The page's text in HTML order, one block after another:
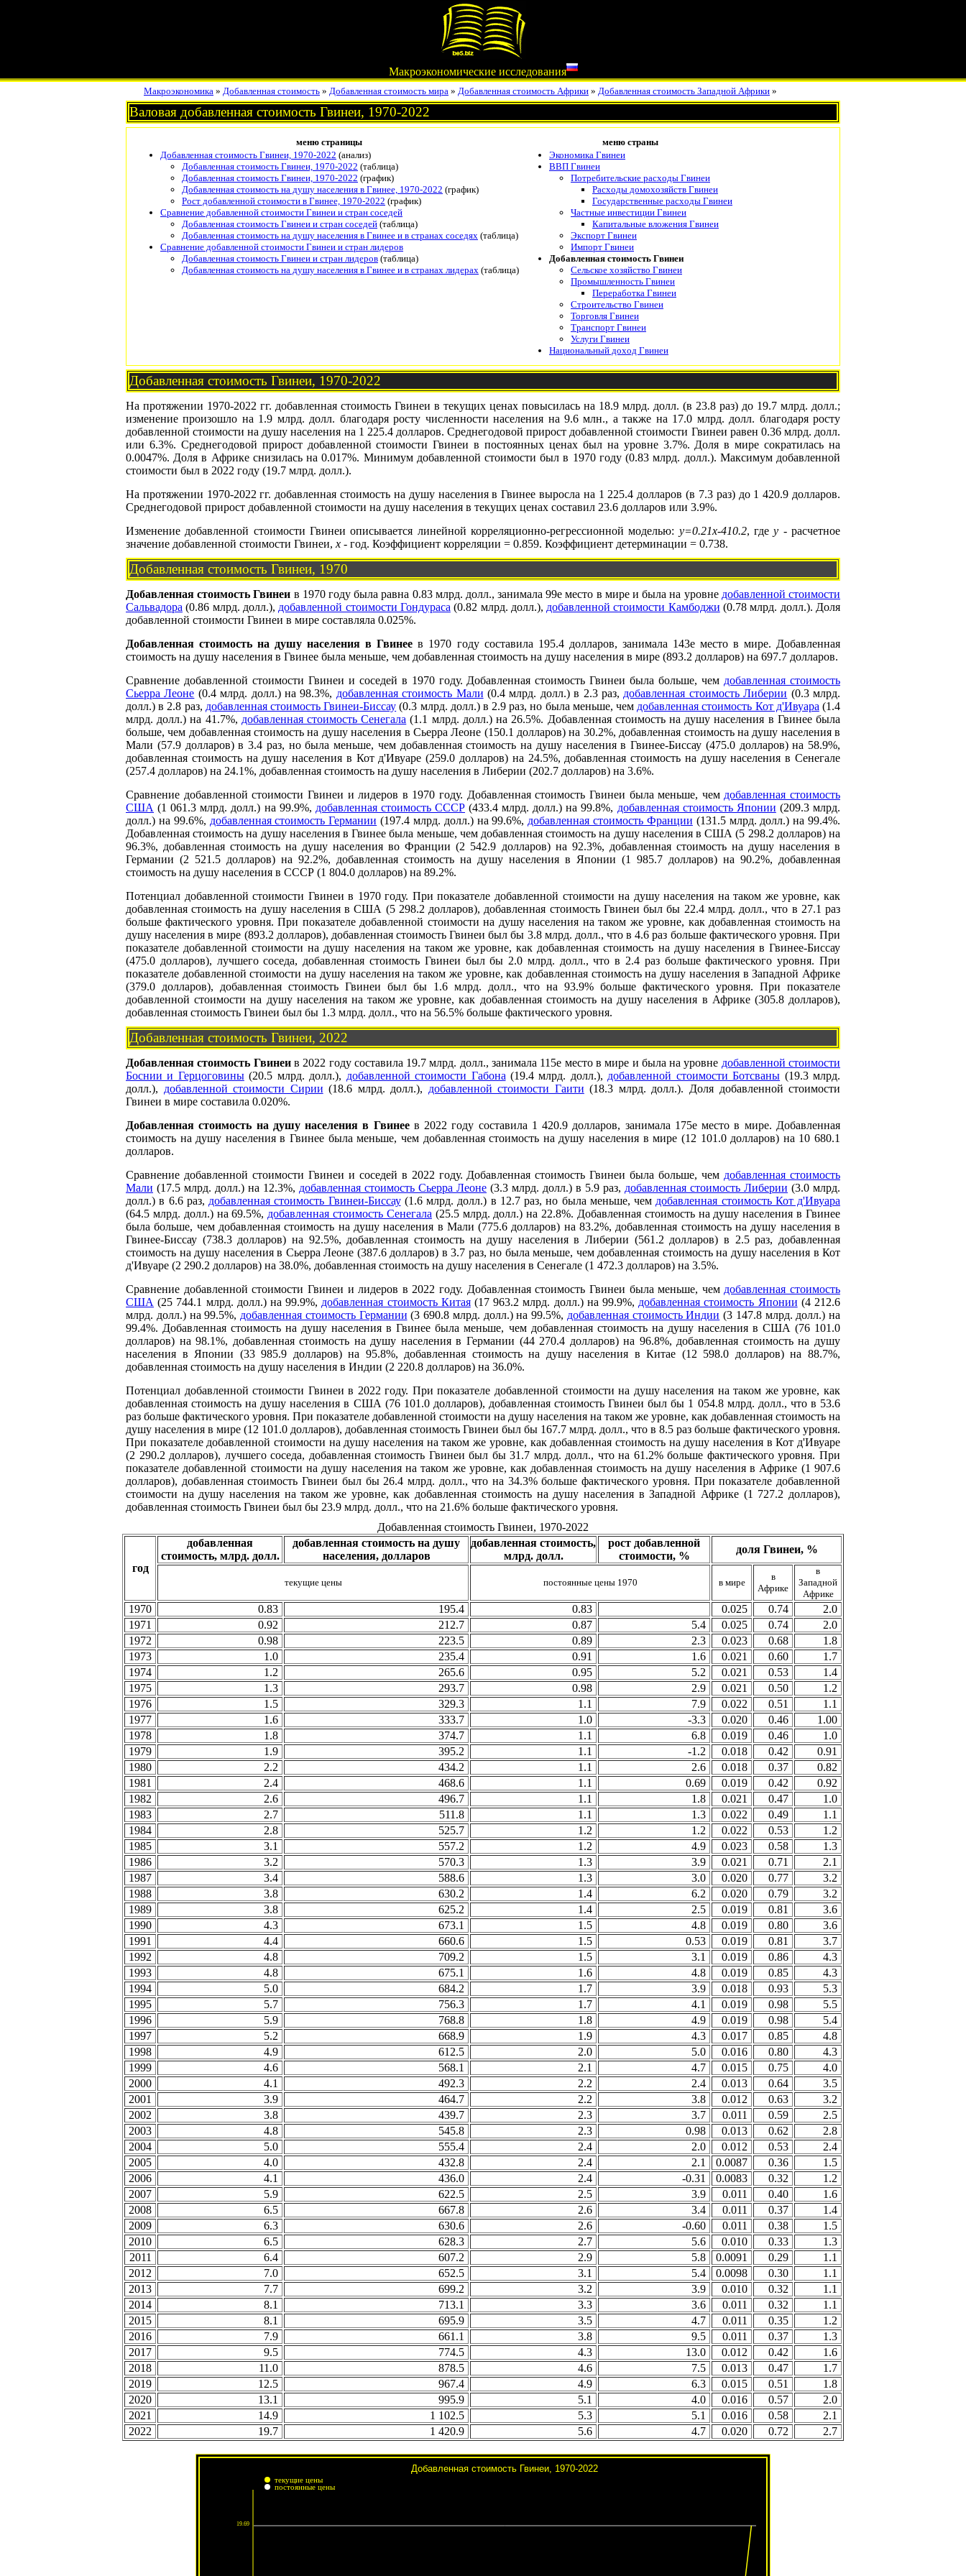
Макроэкономические исследования
Макроэкономика » Добавленная стоимость » Добавленная стоимость мира » Добавленная стоимость Африки » Добавленная стоимость Западной Африки »
Валовая добавленная стоимость Гвинеи, 1970-2022
меню страницы
меню страны
Добавленная стоимость Гвинеи, 1970-2022 (анализ)
Добавленная стоимость Гвинеи, 1970-2022 (таблица)
Добавленная стоимость Гвинеи, 1970-2022 (график)
Добавленная стоимость на душу населения в Гвинее, 1970-2022 (график)
Рост добавленной стоимости в Гвинее, 1970-2022 (график)
Сравнение добавленной стоимости Гвинеи и стран соседей
Добавленная стоимость Гвинеи и стран соседей (таблица)
Добавленная стоимость на душу населения в Гвинее и в странах соседях (таблица)
Сравнение добавленной стоимости Гвинеи и стран лидеров
Добавленная стоимость Гвинеи и стран лидеров (таблица)
Добавленная стоимость на душу населения в Гвинее и в странах лидерах (таблица)
Экономика Гвинеи
ВВП Гвинеи
Потребительские расходы Гвинеи
Расходы домохозяйств Гвинеи
Государственные расходы Гвинеи
Частные инвестиции Гвинеи
Капитальные вложения Гвинеи
Экспорт Гвинеи
Импорт Гвинеи
Добавленная стоимость Гвинеи
Сельское хозяйство Гвинеи
Промышленность Гвинеи
Переработка Гвинеи
Строительство Гвинеи
Торговля Гвинеи
Транспорт Гвинеи
Услуги Гвинеи
Национальный доход Гвинеи
Добавленная стоимость Гвинеи, 1970-2022
На протяжении 1970-2022 гг. добавленная стоимость Гвинеи в текущих ценах повысилась на 18.9 млрд. долл. (в 23.8 раз) до 19.7 млрд. долл.;
изменение произошло на 1.9 млрд. долл. благодаря росту численности населения на 9.6 млн., а также на 17.0 млрд. долл. благодаря росту
добавленной стоимости на душу населения на 1 225.4 долларов. Среднегодовой прирост добавленной стоимости Гвинеи равен 0.36 млрд. долл.
или 6.3%. Среднегодовой прирост добавленной стоимости Гвинеи в постоянных ценах был на уровне 3.7%. Доля в мире сократилась на
0.0047%. Доля в Африке снизилась на 0.017%. Минимум добавленной стоимости был в 1970 году (0.83 млрд. долл.). Максимум добавленной
стоимости был в 2022 году (19.7 млрд. долл.).
На протяжении 1970-2022 гг. добавленная стоимость на душу населения в Гвинее выросла на 1 225.4 долларов (в 7.3 раз) до 1 420.9 долларов.
Среднегодовой прирост добавленной стоимости на душу населения в текущих ценах составил 23.6 долларов или 3.9%.
Изменение добавленной стоимости Гвинеи описывается линейной корреляционно-регрессионной моделью: y=0.21x-410.2, гдеy - расчетное
значение добавленной стоимости Гвинеи, x - год. Коэффициент корреляции = 0.859. Коэффициент детерминации = 0.738.
Добавленная стоимость Гвинеи, 1970
Добавленная стоимость Гвинеи в 1970 году была равна 0.83 млрд. долл., занимала 99е место в мире и была на уровне добавленной стоимости
Сальвадора (0.86 млрд. долл.), добавленной стоимости Гондураса (0.82 млрд. долл.), добавленной стоимости Камбоджи (0.78 млрд. долл.). Доля
добавленной стоимости Гвинеи в мире составляла 0.025%.
Добавленная стоимость на душу населения в Гвинее в 1970 году составила 195.4 долларов, занимала 143е место в мире. Добавленная
стоимость на душу населения в Гвинее была меньше, чем добавленная стоимость на душу населения в мире (893.2 долларов) на 697.7 долларов.
Сравнение добавленной стоимости Гвинеи и соседей в 1970 году. Добавленная стоимость Гвинеи была больше, чем добавленная стоимость
Сьерра Леоне (0.4 млрд. долл.) на 98.3%, добавленная стоимость Мали (0.4 млрд. долл.) в 2.3 раз, добавленная стоимость Либерии (0.3 млрд.
долл.) в 2.8 раз, добавленная стоимость Гвинеи-Биссау (0.3 млрд. долл.) в 2.9 раз, но была меньше, чем добавленная стоимость Кот д'Ивуара (1.4
млрд. долл.) на 41.7%, добавленная стоимость Сенегала (1.1 млрд. долл.) на 26.5%. Добавленная стоимость на душу населения в Гвинее была
больше, чем добавленная стоимость на душу населения в Сьерра Леоне (150.1 долларов) на 30.2%, добавленная стоимость на душу населения в
Мали (57.9 долларов) в 3.4 раз, но была меньше, чем добавленная стоимость на душу населения в Гвинее-Биссау (475.0 долларов) на 58.9%,
добавленная стоимость на душу населения в Кот д'Ивуаре (259.0 долларов) на 24.5%, добавленная стоимость на душу населения в Сенегале
(257.4 долларов) на 24.1%, добавленная стоимость на душу населения в Либерии (202.7 долларов) на 3.6%.
Сравнение добавленной стоимости Гвинеи и лидеров в 1970 году. Добавленная стоимость Гвинеи была меньше, чем добавленная стоимость
США (1 061.3 млрд. долл.) на 99.9%, добавленная стоимость СССР(433.4 млрд. долл.) на 99.8%, добавленная стоимость Японии (209.3 млрд.
долл.) на 99.6%, добавленная стоимость Германии (197.4 млрд. долл.) на 99.6%, добавленная стоимость Франции (131.5 млрд. долл.) на 99.4%.
Добавленная стоимость на душу населения в Гвинее была меньше, чем добавленная стоимость на душу населения в США (5 298.2 долларов) на
96.3%, добавленная стоимость на душу населения во Франции (2 542.9 долларов) на 92.3%, добавленная стоимость на душу населения в
Германии (2 521.5 долларов) на 92.2%, добавленная стоимость на душу населения в Японии (1 985.7 долларов) на 90.2%, добавленная
стоимость на душу населения в СССР (1 804.0 долларов) на 89.2%.
Потенциал добавленной стоимости Гвинеи в 1970 году. При показателе добавленной стоимости на душу населения на таком же уровне, как
добавленная стоимость на душу населения в США (5 298.2 долларов), добавленная стоимость Гвинеи был бы 22.4 млрд. долл., что в 27.1 раз
больше фактического уровня. При показателе добавленной стоимости на душу населения на таком же уровне, как добавленная стоимость на
душу населения в мире (893.2 долларов), добавленная стоимость Гвинеи был бы 3.8 млрд. долл., что в 4.6 раз больше фактического уровня. При
показателе добавленной стоимости на душу населения на таком же уровне, как добавленная стоимость на душу населения в Гвинее-Биссау
(475.0 долларов), лучшего соседа, добавленная стоимость Гвинеи был бы 2.0 млрд. долл., что в 2.4 раз больше фактического уровня. При
показателе добавленной стоимости на душу населения на таком же уровне, как добавленная стоимость на душу населения в Западной Африке
(379.0 долларов), добавленная стоимость Гвинеи был бы 1.6 млрд. долл., что на 93.9% больше фактического уровня. При показателе
добавленной стоимости на душу населения на таком же уровне, как добавленная стоимость на душу населения в Африке (305.8 долларов),
добавленная стоимость Гвинеи был бы 1.3 млрд. долл., что на 56.5% больше фактического уровня.
Добавленная стоимость Гвинеи, 2022
Добавленная стоимость Гвинеив 2022 году составила 19.7 млрд. долл., занимала 115е место в мире и была на уровне добавленной стоимости
Боснии и Герцоговины(20.5 млрд. долл.), добавленной стоимости Габона (19.4 млрд. долл.), добавленной стоимости Ботсваны (19.3 млрд.
долл.), добавленной стоимости Сирии (18.6 млрд. долл.), добавленной стоимости Гаити (18.3 млрд. долл.). Доля добавленной стоимости
Гвинеи в мире составила 0.020%.
Добавленная стоимость на душу населения в Гвинеев 2022 году составила 1 420.9 долларов, занимала 175е место в мире. Добавленная
стоимость на душу населения в Гвинее была меньше, чем добавленная стоимость на душу населения в мире (12 101.0 долларов) на 10 680.1
долларов.
Сравнение добавленной стоимости Гвинеи и соседей в 2022 году. Добавленная стоимость Гвинеи была больше, чем добавленная стоимость
Мали (17.5 млрд. долл.) на 12.3%, добавленная стоимость Сьерра Леоне (3.3 млрд. долл.) в 5.9 раз, добавленная стоимость Либерии (3.0 млрд.
долл.) в 6.6 раз, добавленная стоимость Гвинеи-Биссау(1.6 млрд. долл.) в 12.7 раз, но была меньше, чем добавленная стоимость Кот д'Ивуара
(64.5 млрд. долл.) на 69.5%, добавленная стоимость Сенегала (25.5 млрд. долл.) на 22.8%. Добавленная стоимость на душу населения в Гвинее
была больше, чем добавленная стоимость на душу населения в Мали (775.6 долларов) на 83.2%, добавленная стоимость на душу населения в
Гвинее-Биссау (738.3 долларов) на 92.5%, добавленная стоимость на душу населения в Либерии (561.2 долларов) в 2.5 раз, добавленная
стоимость на душу населения в Сьерра Леоне (387.6 долларов) в 3.7 раз, но была меньше, чем добавленная стоимость на душу населения в Кот
д'Ивуаре (2 290.2 долларов) на 38.0%, добавленная стоимость на душу населения в Сенегале (1 472.3 долларов) на 3.5%.
Сравнение добавленной стоимости Гвинеи и лидеров в 2022 году. Добавленная стоимость Гвинеи была меньше, чем добавленная стоимость
США (25 744.1 млрд. долл.) на 99.9%, добавленная стоимость Китая(17 963.2 млрд. долл.) на 99.9%, добавленная стоимость Японии (4 212.6
млрд. долл.) на 99.5%, добавленная стоимость Германии (3 690.8 млрд. долл.) на 99.5%, добавленная стоимость Индии (3 147.8 млрд. долл.) на
99.4%. Добавленная стоимость на душу населения в Гвинее была меньше, чем добавленная стоимость на душу населения в США (76 101.0
долларов) на 98.1%, добавленная стоимость на душу населения в Германии (44 270.4 долларов) на 96.8%, добавленная стоимость на душу
населения в Японии (33 985.9 долларов) на 95.8%, добавленная стоимость на душу населения в Китае (12 598.0 долларов) на 88.7%,
добавленная стоимость на душу населения в Индии (2 220.8 долларов) на 36.0%.
Потенциал добавленной стоимости Гвинеи в 2022 году. При показателе добавленной стоимости на душу населения на таком же уровне, как
добавленная стоимость на душу населения в США (76 101.0 долларов), добавленная стоимость Гвинеи был бы 1 054.8 млрд. долл., что в 53.6
раз больше фактического уровня. При показателе добавленной стоимости на душу населения на таком же уровне, как добавленная стоимость на
душу населения в мире (12 101.0 долларов), добавленная стоимость Гвинеи был бы 167.7 млрд. долл., что в 8.5 раз больше фактического уровня.
При показателе добавленной стоимости на душу населения на таком же уровне, как добавленная стоимость на душу населения в Кот д'Ивуаре
(2 290.2 долларов), лучшего соседа, добавленная стоимость Гвинеи был бы 31.7 млрд. долл., что на 61.2% больше фактического уровня. При
показателе добавленной стоимости на душу населения на таком же уровне, как добавленная стоимость на душу населения в Африке (1 907.6
долларов), добавленная стоимость Гвинеи был бы 26.4 млрд. долл., что на 34.3% больше фактического уровня. При показателе добавленной
стоимости на душу населения на таком же уровне, как добавленная стоимость на душу населения в Западной Африке (1 727.2 долларов),
добавленная стоимость Гвинеи был бы 23.9 млрд. долл., что на 21.6% больше фактического уровня.
Добавленная стоимость Гвинеи, 1970-2022
год
добавленная
стоимость, млрд. долл.
добавленная стоимость на душу
населения, долларов
добавленная стоимость,
млрд. долл.
рост добавленной
стоимости, %
доля Гвинеи, %
текущие цены постоянные цены 1970 в мире
в
Африке
в
Западной
Африке
1970 0.83 195.4 0.83 0.025 0.74
2.0
1971
0.92 212.7 0.87 5.4 0.025 0.74
2.0
1972
0.98 223.5 0.89 2.3 0.023 0.68
1.8
1973
1.0 235.4 0.91 1.6 0.021 0.60
1.7
1974
1.2 265.6 0.95 5.2 0.021 0.53
1.4
1975
1.3 293.7 0.98 2.9 0.021 0.50
1.2
1976
1.5 329.3 1.1 7.9 0.022 0.51
1.1
1977
1.6 333.7 1.0 -3.3 0.020 0.46
1.00
1978
1.8 374.7 1.1 6.8 0.019 0.46
1.0
1979
1.9 395.2 1.1 -1.2 0.018 0.42
0.91
1980
2.2 434.2 1.1 2.6 0.018 0.37
0.82
1981
2.4 468.6 1.1 0.69 0.019 0.42
0.92
1982
2.6 496.7 1.1 1.8 0.021 0.47
1.0
1983
2.7 511.8 1.1 1.3 0.022 0.49
1.1
1984
2.8 525.7 1.2 1.2 0.022 0.53
1.2
1985
3.1 557.2 1.2 4.9 0.023 0.58
1.3
1986
3.2 570.3 1.3 3.9 0.021 0.71
2.1
1987
3.4 588.6 1.3 3.0 0.020 0.77
3.2
1988
3.8 630.2 1.4 6.2 0.020 0.79
3.2
1989
3.8 625.2 1.4 2.5 0.019 0.81
3.6
1990
4.3 673.1 1.5 4.8 0.019 0.80
3.6
1991
4.4 660.6 1.5 0.53 0.019 0.81
3.7
1992
4.8 709.2 1.5 3.1 0.019 0.86
4.3
1993
4.8 675.1 1.6 4.8 0.019 0.85
4.3
1994
5.0 684.2 1.7 3.9 0.018 0.93
5.3
1995
5.7 756.3 1.7 4.1 0.019 0.98
5.5
1996
5.9 768.8 1.8 4.9 0.019 0.98
5.4
1997
5.2 668.9 1.9 4.3 0.017 0.85
4.8
1998
4.9 612.5 2.0 5.0 0.016 0.80
4.3
1999
4.6 568.1 2.1 4.7 0.015 0.75
4.0
2000
4.1 492.3 2.2 2.4 0.013 0.64
3.5
2001
3.9 464.7 2.2 3.8 0.012 0.63
3.2
2002
3.8 439.7 2.3 3.7 0.011 0.59
2.5
2003
4.8 545.8 2.3 0.98 0.013 0.62
2.8
2004
5.0 555.4 2.4 2.0 0.012 0.53
2.4
2005
4.0 432.8 2.4 2.1 0.0087 0.36
1.5
2006
4.1 436.0 2.4 -0.31 0.0083 0.32
1.2
2007
5.9 622.5 2.5 3.9 0.011 0.40
1.6
2008
6.5 667.8 2.6 3.4 0.011 0.37
1.4
2009
6.3 630.6 2.6 -0.60 0.011 0.38
1.5
2010
6.5 628.3 2.7 5.6 0.010 0.33
1.3
2011
6.4 607.2 2.9 5.8 0.0091 0.29
1.1
2012
7.0 652.5 3.1 5.4 0.0098 0.30
1.1
2013
7.7 699.2 3.2 3.9 0.010 0.32
1.1
2014
8.1 713.1 3.3 3.6 0.011 0.32
1.1
2015
8.1 695.9 3.5 4.7 0.011 0.35
1.2
2016
7.9 661.1 3.8 9.5 0.011 0.37
1.3
2017
9.5 774.5 4.3 13.0 0.012 0.42
1.6
2018
11.0 878.5 4.6 7.5 0.013 0.47
1.7
2019
12.5 967.4 4.9 6.3 0.015 0.51
1.8
2020
13.1 995.9 5.1 4.0 0.016 0.57
2.0
2021
14.9 1 102.5 5.3 5.1 0.016 0.58
2.1
2022
19.7 1 420.9 5.6 4.7 0.020 0.72 2.7